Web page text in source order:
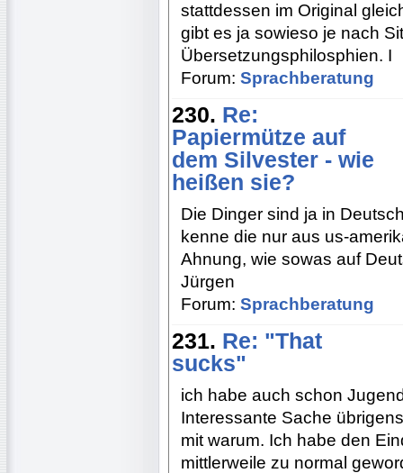
stattdessen im Original
gibt es ja sowieso je nach
Übersetzungsphilosphien. I
Forum: Sprachberatung
230. Re:
Papiermütze auf
dem Silvester - wie
heißen sie?
Die Dinger sind ja in
kenne die nur aus us-
Ahnung, wie sowas auf
Jürgen
Forum: Sprachberatung
231. Re: "That
sucks"
ich habe auch schon
Interessante Sache
mit warum. Ich habe den
mittlerweile zu normal